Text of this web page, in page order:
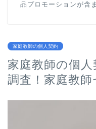
品プロモーションが含
家庭教師の個人契約
家庭教師の個
調査！家庭教